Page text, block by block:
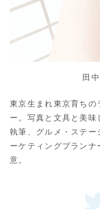
田
東京生まれ東京育ちの
ー。写真と文具と美
執筆、グルメ・ステー
ーケティングプラン
意。